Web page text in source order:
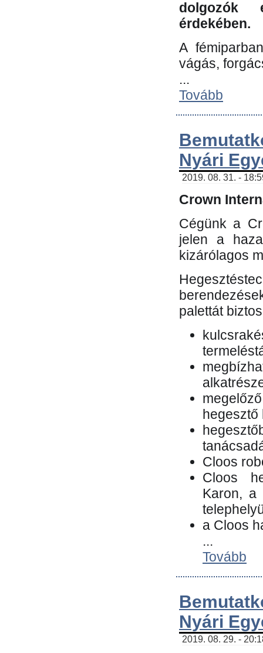
dolgozók
érdekében.
A
vágás,
...
Tovább
Nyári
2019. 08. 31. -
Crown
Cégünk a
jelen a
kizárólagos
palettát
hegesztő
Cloos
Cloos
Karon, a
a Cloos
...
Tovább
Nyári
2019. 08. 29. -